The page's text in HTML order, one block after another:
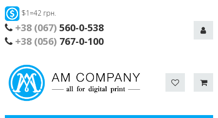
$1=42 грн.
+38 (067) 560-0-538
+38 (056) 767-0-100